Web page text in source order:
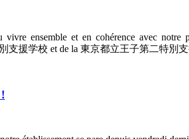
ensemble et en cohérence avec
支援学校 et de la 東京都立王子第二特別